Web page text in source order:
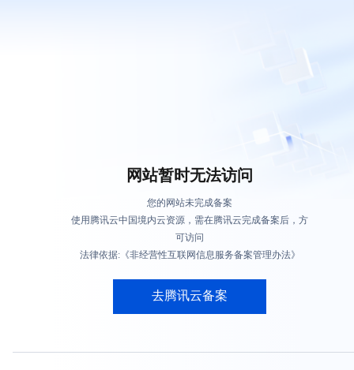
网站暂时无法访问
您的网站未完成备案
使用腾讯云中国境内云资源，需在腾讯云完成备案后，方
可访问
法律依据:《非经营性互联网信息服务备案管理办法》
去腾讯云备案